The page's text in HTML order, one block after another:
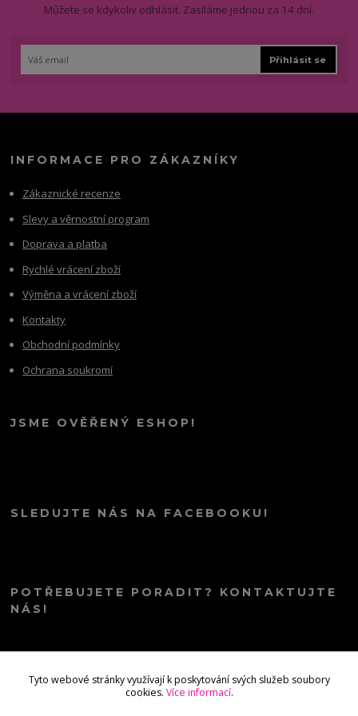
Můžete se kdykoliv odhlásit. Zasíláme jednou za 14 dní.
Přihlásit se
INFORMACE PRO ZÁKAZNÍKY
Zákaznické recenze
Slevy a věrnostní program
Doprava a platba
Rychlé vrácení zboží
Výměna a vrácení zboží
Kontakty
Obchodní podmínky
Ochrana soukromí
JSME OVĚŘENÝ ESHOP!
SLEDUJTE NÁS NA FACEBOOKU!
POTŘEBUJETE PORADIT? KONTAKTUJTE
NÁS!
Tyto webové stránky využívají k poskytování svých služeb soubory
cookies. Více informací.